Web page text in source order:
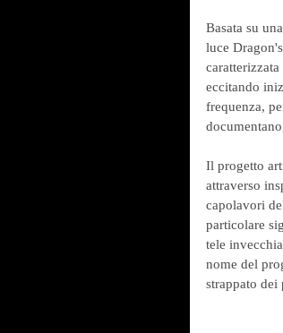
Basata su
luce
eccitando
frequenza,
Il progetto
attraverso
capolavori
particolare
tele
nome del
strappato dei